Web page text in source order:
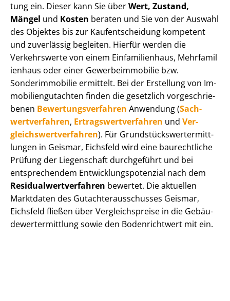
tung ein. Dieser kann Sie überWert, Zustand,
Mängel und Kosten beraten und Sie von der Auswahl
des Objektes bis zur Kauf­ent­schei­dung kompetent
und zuverlässig begleiten. Hierfür werden die
Verkehrswerte von einem Einfamilienhaus, Mehr­fa­mi­l
i­en­haus oder einer Ge­wer­be­im­mo­bi­lie bzw.
Sonderimmobilie ermittelt. Bei der Erstellung von Im­
mo­bi­li­en­gut­ach­ten finden die gesetzlich vor­ge­schrie­
be­nen Be­wer­tungs­ver­fah­ren Anwendung (Sach­
wert­ver­fah­ren, Er­trags­wert­ver­fah­ren und Ver­
gleichs­wert­ver­fah­ren). Für Grund­stücks­wert­ermitt­
lun­gen in Geismar, Eichsfeld wird eine baurechtliche
Prüfung der Liegenschaft durchgeführt und bei
entsprechendem Ent­wick­lungs­po­ten­zi­al nach dem
Re­si­du­al­wert­ver­fah­ren bewertet. Die aktuellen
Marktdaten des Gut­ach­ter­aus­schus­ses Geismar,
Eichsfeld fließen über Ver­gleichs­prei­se in die Ge­bäu­
de­wert­ermitt­lung sowie den Bodenrichtwert mit ein.